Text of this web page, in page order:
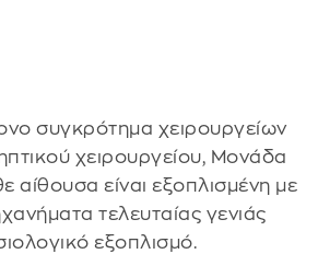
συγκρότημα χειρουργείων
χειρουργείου, Μονάδα
αίθουσα είναι εξοπλισμένη με
τελευταίας γενιάς
εξοπλισμό.